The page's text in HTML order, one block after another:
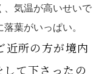
、気温が高いせいで
葉がいっぱい。
近所の方が境内
て下さったの